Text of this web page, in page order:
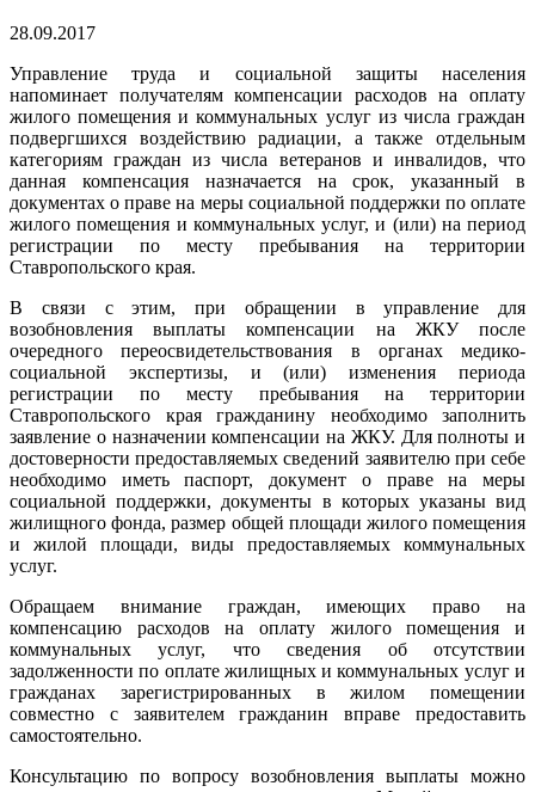
28.09.2017
Управление труда и социальной защиты населения
напоминает получателям компенсации расходов на оплату
жилого помещения и коммунальных услуг из числа граждан
подвергшихся воздействию радиации, а также отдельным
категориям граждан из числа ветеранов и инвалидов, что
данная компенсация назначается на срок, указанный в
документах о праве на меры социальной поддержки по оплате
жилого помещения и коммунальных услуг, и (или) на период
регистрации по месту пребывания на территории
Ставропольского края.
В связи с этим, при обращении в управление для
возобновления выплаты компенсации на ЖКУ после
очередного переосвидетельствования в органах медико-
социальной экспертизы, и (или) изменения периода
регистрации по месту пребывания на территории
Ставропольского края гражданину необходимо заполнить
заявление о назначении компенсации на ЖКУ. Для полноты и
достоверности предоставляемых сведений заявителю при себе
необходимо иметь паспорт, документ о праве на меры
социальной поддержки, документы в которых указаны вид
жилищного фонда, размер общей площади жилого помещения
и жилой площади, виды предоставляемых коммунальных
услуг.
Обращаем внимание граждан, имеющих право на
компенсацию расходов на оплату жилого помещения и
коммунальных услуг, что сведения об отсутствии
задолженности по оплате жилищных и коммунальных услуг и
гражданах зарегистрированных в жилом помещении
совместно с заявителем гражданин вправе предоставить
самостоятельно.
Консультацию по вопросу возобновления выплаты можно